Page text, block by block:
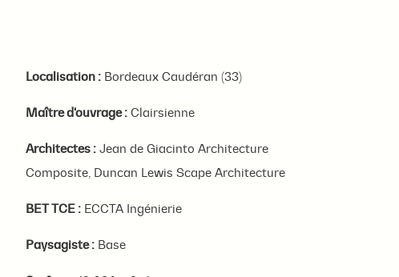
Localisation :Bordeaux Caudéran (33)
Maître d'ouvrage :Clairsienne
Architectes :Jean de Giacinto Architecture
Composite, Duncan Lewis Scape Architecture
BET TCE :ECCTA Ingénierie
Paysagiste :Base